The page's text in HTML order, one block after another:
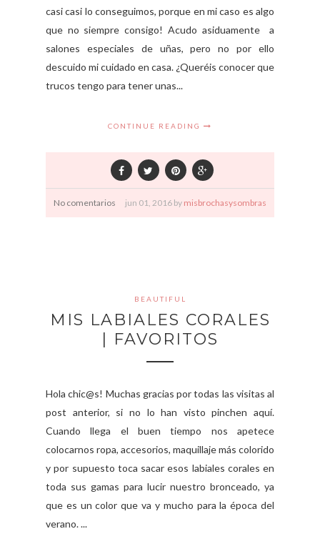
casi casi lo conseguimos, porque en mi caso es algo
que no siempre consigo! Acudo asiduamente a
salones especiales de uñas, pero no por ello
descuido mi cuidado en casa. ¿Queréis conocer que
trucos tengo para tener unas...
CONTINUE READING
No comentarios jun 01, 2016 by misbrochasysombras
BEAUTIFUL
MIS LABIALES CORALES
| FAVORITOS
Hola chic@s! Muchas gracias por todas las visitas al
post anterior, si no lo han visto pinchen aquí.
Cuando llega el buen tiempo nos apetece
colocarnos ropa, accesorios, maquillaje más colorido
y por supuesto toca sacar esos labiales corales en
toda sus gamas para lucir nuestro bronceado, ya
que es un color que va y mucho para la época del
verano. ...